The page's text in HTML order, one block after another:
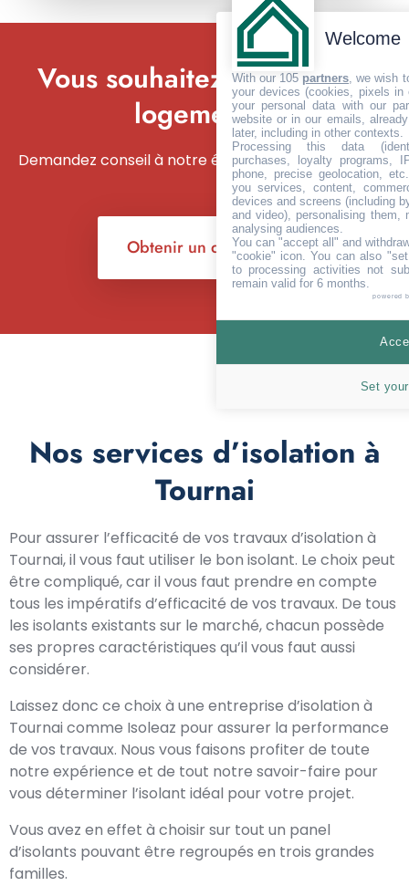
Vous souhaitez isoler votre
logement ?
Demandez conseil à notre équipe d’experts
Obtenir un devis
Nos services d’isolation à
Tournai
Pour assurer l’efficacité de vos travaux d’isolation à
Tournai, il vous faut utiliser le bon isolant. Le choix peut
être compliqué, car il vous faut prendre en compte
tous les impératifs d’efficacité de vos travaux. De tous
les isolants existants sur le marché, chacun possède
ses propres caractéristiques qu’il vous faut aussi
considérer.
Laissez donc ce choix à une entreprise d’isolation à
Tournai comme Isoleaz pour assurer la performance
de vos travaux. Nous vous faisons profiter de toute
notre expérience et de tout notre savoir-faire pour
vous déterminer l’isolant idéal pour votre projet.
Vous avez en effet à choisir sur tout un panel
d’isolants pouvant être regroupés en trois grandes
familles.
Welcome
With our 105 partners , we wish
your devices (cookies, pixels
your personal data with our
website or in our emails,
later, including in other contexts.
Processing this data
purchases, loyalty programs,
phone, precise geolocation,
you services, content,
devices and screens (including
and video), personalising them,
analysing audiences.
You can "accept all" and
"cookie" icon. You can also
to processing activities not
remain valid for 6 months.
powered
Set